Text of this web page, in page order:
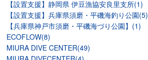
【設置支援】静岡県 伊豆漁協安良里支所(1)
【設置支援】兵庫県須磨・平磯海釣り公園(5)
【兵庫県神戸市須磨・平磯海づり公園】(1)
ECOFLOW(8)
MIURA DIVE CENTER(49)